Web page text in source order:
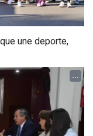
une deporte,
...